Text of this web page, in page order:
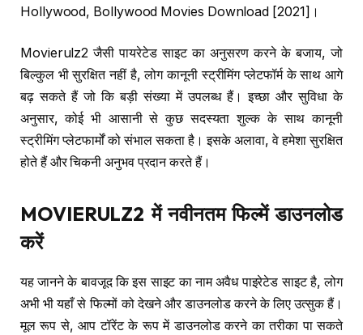
Hollywood, Bollywood Movies Download [2021]।
Movierulz2 जैसी पायरेटेड साइट का अनुसरण करने के बजाय, जो
बिल्कुल भी सुरक्षित नहीं है, लोग कानूनी स्ट्रीमिंग प्लेटफॉर्म के साथ आगे
बढ़ सकते हैं जो कि बड़ी संख्या में उपलब्ध हैं। इच्छा और सुविधा के
अनुसार, कोई भी आसानी से कुछ सदस्यता शुल्क के साथ कानूनी
स्ट्रीमिंग प्लेटफार्मों को संभाल सकता है। इसके अलावा, वे हमेशा सुरक्षित
होते हैं और चिकनी अनुभव प्रदान करते हैं।
MOVIERULZ2में नवीनतम फिल्में डाउनलोड
करें
यह जानने के बावजूद कि इस साइट का नाम अवैध पाइरेटेड साइट है, लोग
अभी भी यहाँ से फिल्मों को देखने और डाउनलोड करने के लिए उत्सुक हैं।
मूल रूप से, आप टॉरेंट के रूप में डाउनलोड करने का तरीका पा सकते